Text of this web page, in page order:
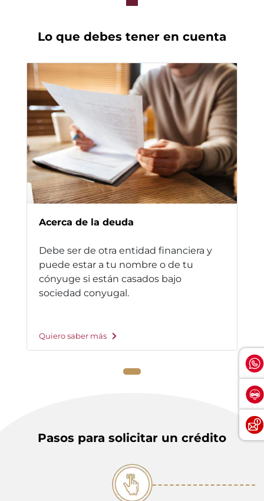
Lo que debes tener en cuenta
Acerca de la deuda
Debe ser de otra entidad financiera y
puede estar a tu nombre o de tu
cónyuge si están casados bajo
sociedad conyugal.
Quiero saber más
Pasos para solicitar un crédito